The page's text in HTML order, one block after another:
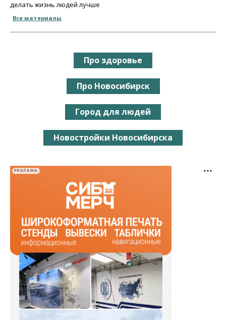
делать жизнь людей лучше
Все материалы
Про здоровье
Про Новосибирск
Город для людей
Новостройки Новосибирска
РЕКЛАМА